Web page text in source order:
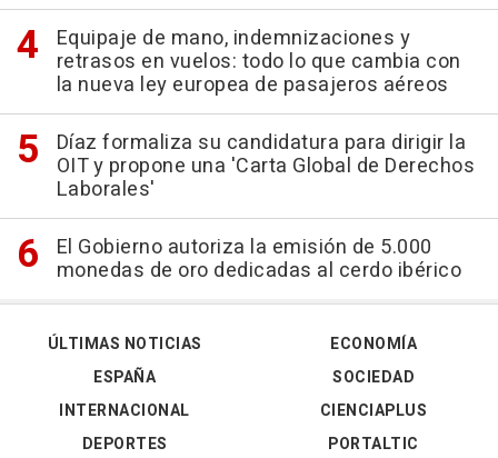
Equipaje de mano, indemnizaciones y
retrasos en vuelos: todo lo que cambia con
la nueva ley europea de pasajeros aéreos
Díaz formaliza su candidatura para dirigir la
OIT y propone una 'Carta Global de Derechos
Laborales'
El Gobierno autoriza la emisión de 5.000
monedas de oro dedicadas al cerdo ibérico
ÚLTIMAS NOTICIAS
ESPAÑA
INTERNACIONAL
DEPORTES
ECONOMÍA
SOCIEDAD
CIENCIAPLUS
PORTALTIC